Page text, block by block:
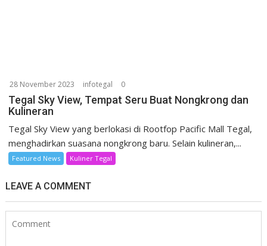
28 November 2023 infotegal 0
Tegal Sky View, Tempat Seru Buat Nongkrong dan
Kulineran
Tegal Sky View yang berlokasi di Rootfop Pacific Mall Tegal,
menghadirkan suasana nongkrong baru. Selain kulineran,...
Featured News Kuliner Tegal
LEAVE A COMMENT